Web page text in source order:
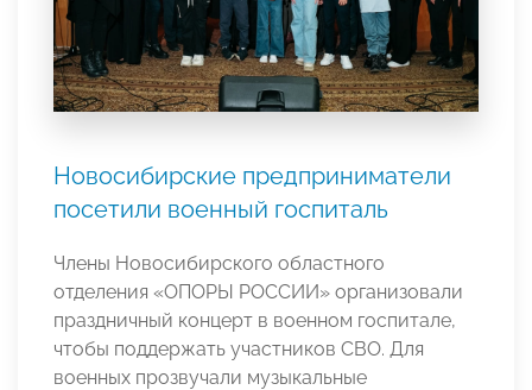
Новосибирские предприниматели
посетили военный госпиталь
Члены Новосибирского областного
отделения «ОПОРЫ РОССИИ» организовали
праздничный концерт в военном госпитале,
чтобы поддержать участников СВО. Для
военных прозвучали музыкальные